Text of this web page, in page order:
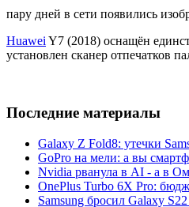
пару дней в сети появились
Huawei Y7 (2018) оснащён
установлен сканер отпечатков
Последние материалы
Galaxy Z Fold8: утечки
GoPro на мели: а вы
Nvidia рванула в AI - а в
OnePlus Turbo 6X Pro:
Samsung бросил Galaxy